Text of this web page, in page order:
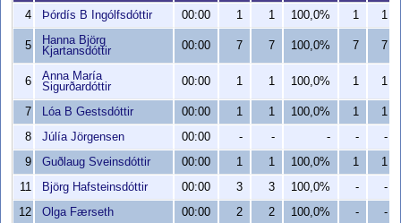
4
Þórdís B Ingólfsdóttir 00:00 1 1 100,0% 1 1
5
Hanna Björg
Kjartansdóttir
00:00 7 7 100,0% 7 7
6
Anna María
Sigurðardóttir
00:00 1 1 100,0% 1 1
7 Lóa B Gestsdóttir 00:00 1 1 100,0% 1
1
8
Júlía Jörgensen 00:00 - - - -
-
9
Guðlaug Sveinsdóttir 00:00 1 1 100,0% 1
1
11
Björg Hafsteinsdóttir 00:00 3 3 100,0% -
-
12
Olga Færseth 00:00 2 2 100,0% - -